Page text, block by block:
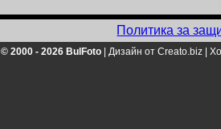
Политика за
© 2000 - 2026 BulFoto Дизайн от Creato.biz